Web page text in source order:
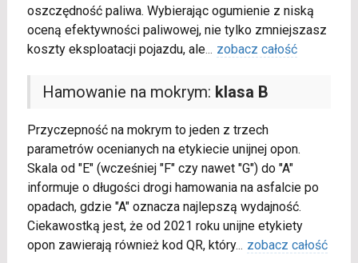
oszczędność paliwa. Wybierając ogumienie z niską
oceną efektywności paliwowej, nie tylko zmniejszasz
koszty eksploatacji pojazdu, ale... zobacz całość
Hamowanie na mokrym: klasa B
Przyczepność na mokrym to jeden z trzech
parametrów ocenianych na etykiecie unijnej opon.
Skala od "E" (wcześniej "F" czy nawet "G") do "A"
informuje o długości drogi hamowania na asfalcie po
opadach, gdzie "A" oznacza najlepszą wydajność.
Ciekawostką jest, że od 2021 roku unijne etykiety
opon zawierają również kod QR, który... zobacz całość